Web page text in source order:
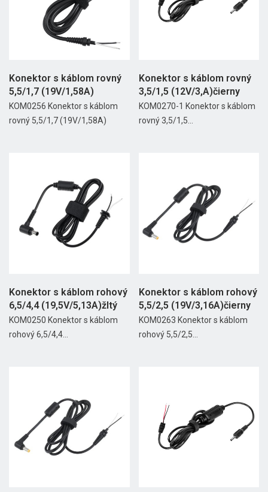
Konektor s káblom rovný
5,5/1,7 (19V/1,58A)
KOM0256 Konektor s káblom
rovný 5,5/1,7 (19V/1,58A)
Konektor s káblom rovný
3,5/1,5 (12V/3,A)čierny
KOM0270-1 Konektor s káblom
rovný 3,5/1,5...
Konektor s káblom rohový
6,5/4,4 (19,5V/5,13A)žltý
KOM0250 Konektor s káblom
rohový 6,5/4,4...
Konektor s káblom rohový
5,5/2,5 (19V/3,16A)čierny
KOM0263 Konektor s káblom
rohový 5,5/2,5...